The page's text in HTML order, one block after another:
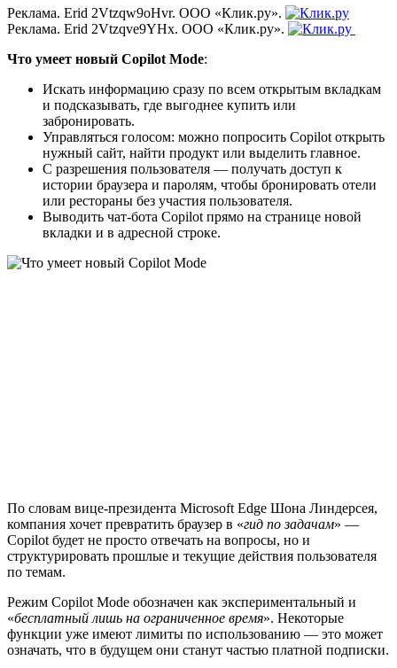
Реклама. Erid 2Vtzqw9oHvr. ООО «Клик.ру».
Реклама. Erid 2Vtzqve9YHx. ООО «Клик.ру».
Что умеет новый Copilot Mode:
Искать информацию сразу по всем открытым вкладкам
и подсказывать, где выгоднее купить или
забронировать.
Управляться голосом: можно попросить Copilot открыть
нужный сайт, найти продукт или выделить главное.
С разрешения пользователя — получать доступ к
истории браузера и паролям, чтобы бронировать отели
или рестораны без участия пользователя.
Выводить чат-бота Copilot прямо на странице новой
вкладки и в адресной строке.
По словам вице-президента Microsoft Edge Шона Линдерсея,
компания хочет превратить браузер в «гид по задачам» —
Copilot будет не просто отвечать на вопросы, но и
структурировать прошлые и текущие действия пользователя
по темам.
Режим Copilot Mode обозначен как экспериментальный и
«бесплатный лишь на ограниченное время». Некоторые
функции уже имеют лимиты по использованию — это может
означать, что в будущем они станут частью платной подписки.